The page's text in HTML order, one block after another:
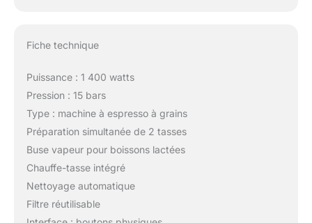
Fiche technique
Puissance : 1 400 watts
Pression : 15 bars
Type : machine à espresso à grains
Préparation simultanée de 2 tasses
Buse vapeur pour boissons lactées
Chauffe-tasse intégré
Nettoyage automatique
Filtre réutilisable